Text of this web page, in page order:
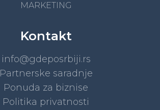
MARKETING
Kontakt
info@gdeposrbiji.rs
Partnerske saradnje
Ponuda za biznise
Politika privatnosti